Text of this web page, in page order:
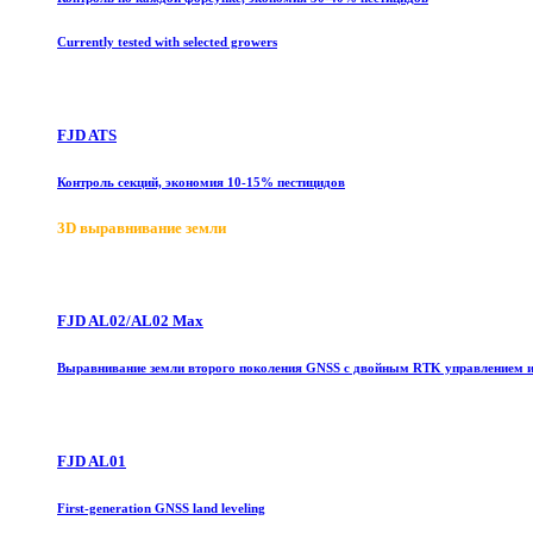
Currently tested with selected growers
FJD ATS
Контроль секций, экономия 10-15% пестицидов
3D выравнивание земли
FJD AL02/AL02 Max
Выравнивание земли второго поколения GNSS с двойным RTK управлением
FJD AL01
First-generation GNSS land leveling